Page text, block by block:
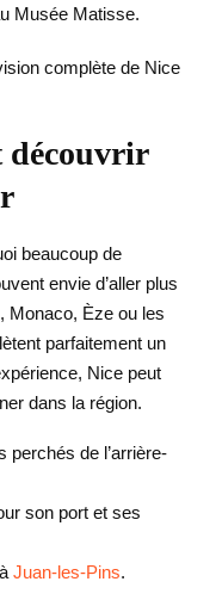
Musée Matisse.
complète de Nice
découvrir
beaucoup de
envie d’aller plus
, Monaco, Èze ou les
parfaitement un
Nice peut
dans la région.
perchés de l’arrière-
son port et ses
Juan-les-Pins.